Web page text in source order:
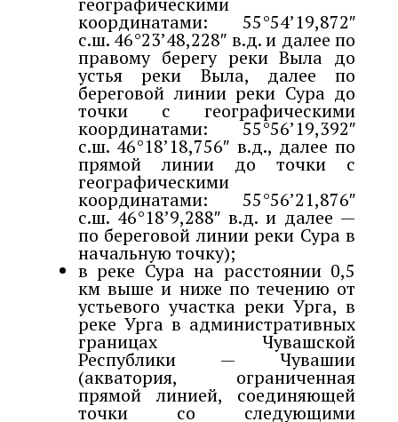
координатами: 55°54’19,872″
с.ш. 46°23’48,228″ в.д. и далее по
правому берегу реки Выла до
устья реки Выла, далее по
береговой линии реки Сура до
точки с географическими
координатами: 55°56’19,392″
с.ш. 46°18’18,756″ в.д., далее по
прямой линии до точки с
географическими
координатами: 55°56’21,876″
с.ш. 46°18’9,288″ в.д. и далее —
по береговой линии реки Сура в
начальную точку);
в реке Сура на расстоянии 0,5
км выше и ниже по течению от
устьевого участка реки Урга, в
реке Урга в административных
границах Чувашской
Республики — Чувашии
(акватория, ограниченная
прямой линией, соединяющей
точки со следующими